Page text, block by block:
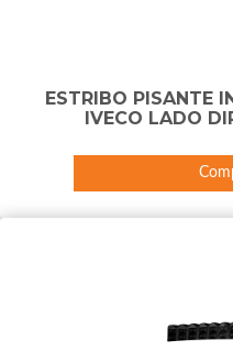
ESTRIBO PISANTE
IVECO LADO